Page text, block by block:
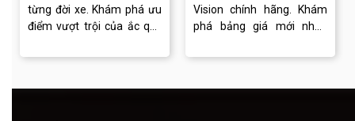
từng đời xe. Khám phá ưu
điểm vượt trội của ắc quy
chuyên nghiệp tại Ắc quy
Vision chính hãng. Khám
phá bảng giá mới nhất,
hợp và dịch vụ thay ắc quy